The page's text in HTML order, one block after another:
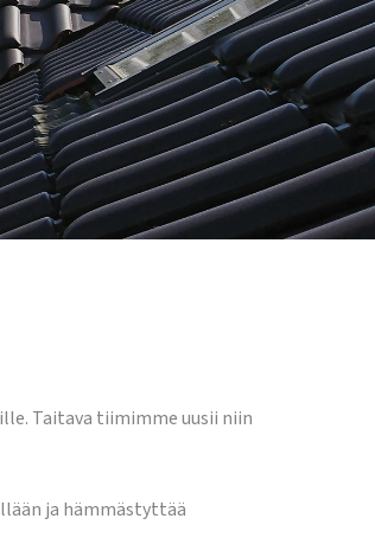
Taitava tiimimme uusii niin
ja hämmästyttää